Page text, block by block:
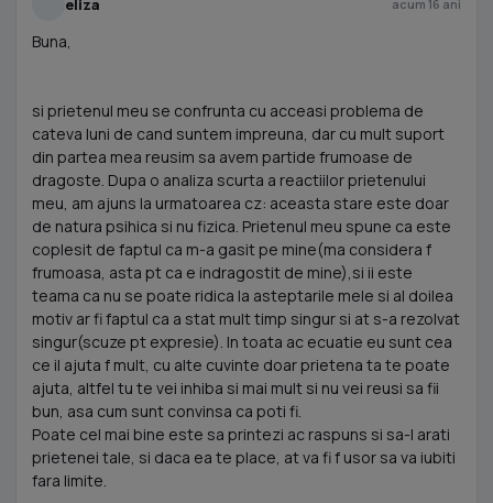
acum 16 ani
Buna,
si prietenul meu se confrunta cu acceasi problema de
cateva luni de cand suntem impreuna, dar cu mult suport
din partea mea reusim sa avem partide frumoase de
dragoste. Dupa o analiza scurta a reactiilor prietenului
meu, am ajuns la urmatoarea cz: aceasta stare este doar
de natura psihica si nu fizica. Prietenul meu spune ca este
coplesit de faptul ca m-a gasit pe mine(ma considera f
frumoasa, asta pt ca e indragostit de mine),si ii este
teama ca nu se poate ridica la asteptarile mele si al doilea
motiv ar fi faptul ca a stat mult timp singur si at s-a rezolvat
singur(scuze pt expresie). In toata ac ecuatie eu sunt cea
ce il ajuta f mult, cu alte cuvinte doar prietena ta te poate
ajuta, altfel tu te vei inhiba si mai mult si nu vei reusi sa fii
bun, asa cum sunt convinsa ca poti fi.
Poate cel mai bine este sa printezi ac raspuns si sa-l arati
prietenei tale, si daca ea te place, at va fi f usor sa va iubiti
fara limite.